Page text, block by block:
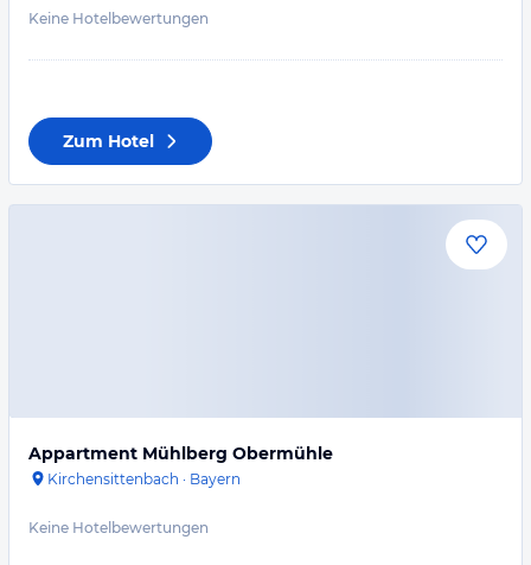
Keine Hotelbewertungen
Zum Hotel
Appartment Mühlberg Obermühle
Kirchensittenbach · Bayern
Keine Hotelbewertungen